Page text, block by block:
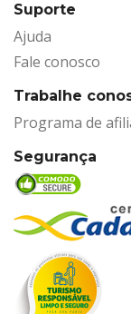
Suporte
Ajuda
Fale conosco
Trabalhe
Programa de
Segurança